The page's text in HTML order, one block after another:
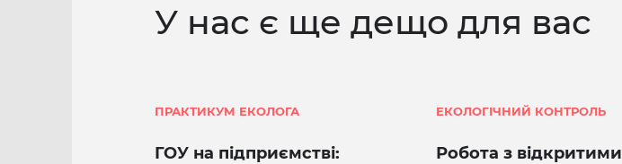
У нас є ще дещо для вас
ПРАКТИКУМ ЕКОЛОГА
ГОУ на підприємстві:
ЕКОЛОГІЧНИЙ КОНТРОЛЬ
Робота з відкритими